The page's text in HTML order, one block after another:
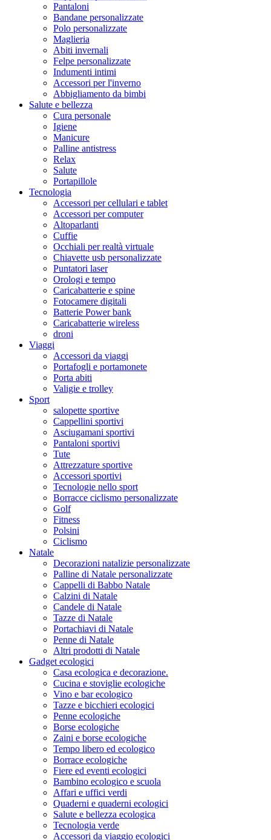
Pantaloni
Bandane personalizzate
Polo personalizzate
Maglieria
Abiti invernali
Felpe personalizzate
Indumenti intimi
Accessori per l'inverno
Abbigliamento da bimbi
Salute e bellezza
Cura personale
Igiene
Manicure
Palline antistress
Relax
Salute
Portapillole
Tecnologia
Accessori per cellulari e tablet
Accessori per computer
Altoparlanti
Cuffie
Occhiali per realtà virtuale
Chiavette usb personalizzate
Puntatori laser
Orologi e tempo
Caricabatterie e spine
Fotocamere digitali
Batterie Power bank
Caricabatterie wireless
droni
Viaggi
Accessori da viaggi
Portafogli e portamonete
Porta abiti
Valigie e trolley
Sport
salopette sportive
Cappellini sportivi
Asciugamani sportivi
Pantaloni sportivi
Tute
Attrezzature sportive
Accessori sportivi
Tecnologie nello sport
Borracce ciclismo personalizzate
Golf
Fitness
Polsini
Ciclismo
Natale
Decorazioni natalizie personalizzate
Palline di Natale personalizzate
Cappelli di Babbo Natale
Calzini di Natale
Candele di Natale
Tazze di Natale
Portachiavi di Natale
Penne di Natale
Altri prodotti di Natale
Gadget ecologici
Casa ecologica e decorazione.
Cucina e stoviglie ecologiche
Vino e bar ecologico
Tazze e bicchieri ecologici
Penne ecologiche
Borse ecologiche
Zaini e borse ecologiche
Tempo libero ed ecologico
Borrace ecologiche
Fiere ed eventi ecologici
Bambino ecologico e scuola
Affari e uffici verdi
Quaderni e quaderni ecologici
Salute e bellezza ecologica
Tecnologia verde
Accessori da viaggio ecologici